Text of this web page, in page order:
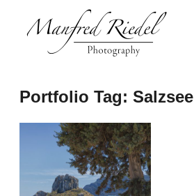
Inhalt
Manfred
Riedel
Portfolio Tag:Salzsee